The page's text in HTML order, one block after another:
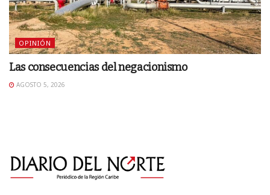
OPINIÓN
Las consecuencias del negacionismo
AGOSTO 5, 2026